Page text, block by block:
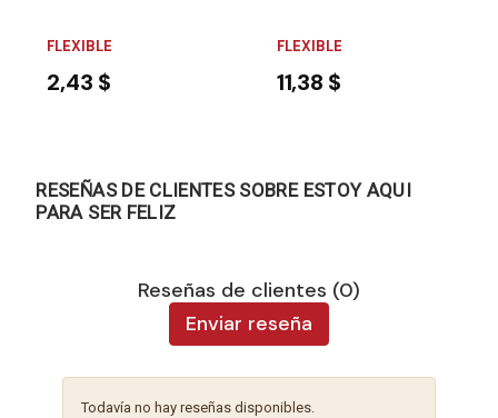
FLEXIBLE
2,43 $
FLEXIBLE
11,38 $
RESEÑAS DE CLIENTES SOBRE ESTOY AQUI
PARA SER FELIZ
Reseñas de clientes (0)
Enviar reseña
Todavía no hay reseñas disponibles.